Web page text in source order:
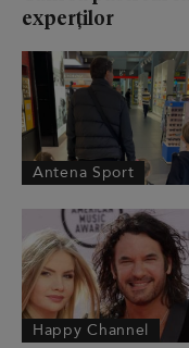
experților
Antena Sport
Happy Channel